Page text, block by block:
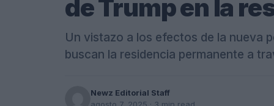
de Trump en la
Un vistazo a los efectos de la nueva
buscan la residencia permanente a
Newz Editorial Staff